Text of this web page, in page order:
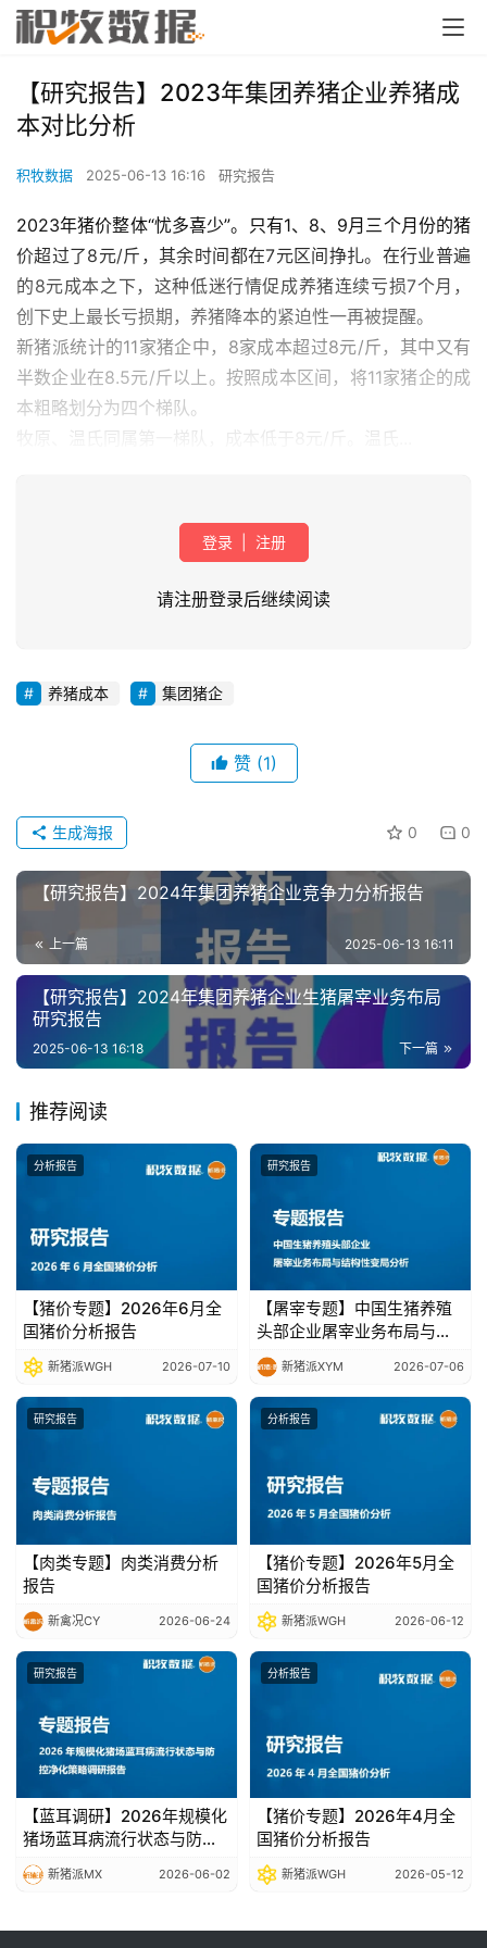
首
讯
新
闻
分
析
报
告
数
据
图
日
猪
价
【研究报告】2023年集团养猪企业养猪成
本对比分析
积牧数据 2025-06-13 16:16 研究报告
2023年猪价整体“忧多喜少”。只有1、8、9月三个月份的猪
价超过了8元/斤，其余时间都在7元区间挣扎。在行业普遍
的8元成本之下，这种低迷行情促成养猪连续亏损7个月，
创下史上最长亏损期，养猪降本的紧迫性一再被提醒。
新猪派统计的11家猪企中，8家成本超过8元/斤，其中又有
半数企业在8.5元/斤以上。按照成本区间，将11家猪企的成
本粗略划分为四个梯队。
牧原、温氏同属第一梯队，成本低于8元/斤。温氏...
登录 注册
请注册登录后继续阅读
养猪成本 集团猪企
赞 (1)
0 0
生成海报
【研究报告】2024年集团养猪企业竞争力分析报告
上一篇 2025-06-13 16:11
【研究报告】2024年集团养猪企业生猪屠宰业务布局
研究报告
下一篇
2025-06-13 16:18
推荐阅读
分析报告
【猪价专题】2026年6月全
国猪价分析报告
新猪派WGH 2026-07-10
研究报告
【屠宰专题】中国生猪养殖
头部企业屠宰业务布局与结
构性变局分析
新猪派XYM 2026-07-06
研究报告
【肉类专题】肉类消费分析
报告
新禽况CY 2026-06-24
分析报告
【猪价专题】2026年5月全
国猪价分析报告
新猪派WGH 2026-06-12
研究报告
【蓝耳调研】2026年规模化
猪场蓝耳病流行状态与防控
净化策略调研报告
新猪派MX 2026-06-02
分析报告
【猪价专题】2026年4月全
国猪价分析报告
新猪派WGH 2026-05-12